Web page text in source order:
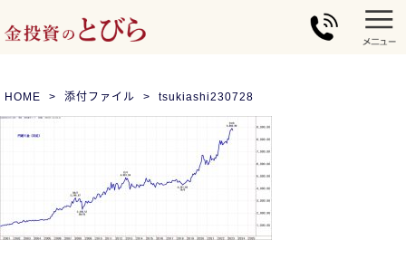
HOME 添付ファイル tsukiashi230728